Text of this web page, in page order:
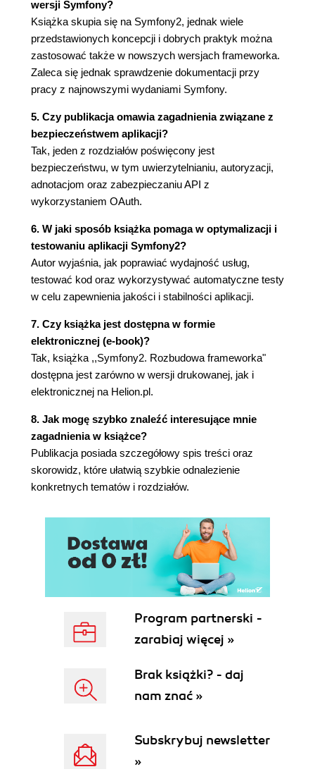
Kontrola wersji (97)
Ustawianie wersji wszystkich jednostek (99)
Używanie i aktualizowanie wersji (100)
Tworzenie filtra Doctrine (103)
Podsumowanie (106)
Rozdział 6. Udostępnianie własnych rozszerzeń
innym programistom (107)
Tworzenie pakietu (107)
Udostępnianie konfiguracji (110)
Przygotowanie do udostępnienia pakietu (116)
Dokumentacja (116)
Testowanie (116)
Dystrybucja i licencjonowanie (118)
Czy to jest tylko pakiet? (119)
Podsumowanie (120)
Skorowidz (121)
wersji Symfony?
Książka skupia się na Symfony2, jednak wiele
przedstawionych koncepcji i dobrych praktyk można
zastosować także w nowszych wersjach frameworka.
Zaleca się jednak sprawdzenie dokumentacji przy
pracy z najnowszymi wydaniami Symfony.
5. Czy publikacja omawia zagadnienia związane z
bezpieczeństwem aplikacji?
Tak, jeden z rozdziałów poświęcony jest
bezpieczeństwu, w tym uwierzytelnianiu, autoryzacji,
adnotacjom oraz zabezpieczaniu API z
wykorzystaniem OAuth.
6. W jaki sposób książka pomaga w optymalizacji i
testowaniu aplikacji Symfony2?
Autor wyjaśnia, jak poprawiać wydajność usług,
testować kod oraz wykorzystywać automatyczne testy
w celu zapewnienia jakości i stabilności aplikacji.
7. Czy książka jest dostępna w formie
elektronicznej (e-book)?
Tak, książka ,,Symfony2. Rozbudowa frameworka"
dostępna jest zarówno w wersji drukowanej, jak i
elektronicznej na Helion.pl.
8. Jak mogę szybko znaleźć interesujące mnie
zagadnienia w książce?
Publikacja posiada szczegółowy spis treści oraz
skorowidz, które ułatwią szybkie odnalezienie
konkretnych tematów i rozdziałów.
Program partnerski -
zarabiaj więcej »
Brak książki? - daj
nam znać »
Subskrybuj newsletter
»